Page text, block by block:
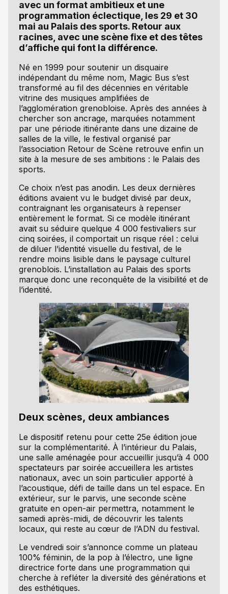
avec un format ambitieux et une
programmation éclectique, les 29 et 30
mai au Palais des sports. Retour aux
racines, avec une scène fixe et des têtes
d’affiche qui font la différence.
Né en 1999 pour soutenir un disquaire
indépendant du même nom, Magic Bus s’est
transformé au fil des décennies en véritable
vitrine des musiques amplifiées de
l’agglomération grenobloise. Après des années à
chercher son ancrage, marquées notamment
par une période itinérante dans une dizaine de
salles de la ville, le festival organisé par
l’association Retour de Scène retrouve enfin un
site à la mesure de ses ambitions : le Palais des
sports.
Ce choix n’est pas anodin. Les deux dernières
éditions avaient vu le budget divisé par deux,
contraignant les organisateurs à repenser
entièrement le format. Si ce modèle itinérant
avait su séduire quelque 4 000 festivaliers sur
cinq soirées, il comportait un risque réel : celui
de diluer l’identité visuelle du festival, de le
rendre moins lisible dans le paysage culturel
grenoblois. L’installation au Palais des sports
marque donc une reconquête de la visibilité et de
l’identité.
Deux scènes, deux ambiances
Le dispositif retenu pour cette 25e édition joue
sur la complémentarité. À l’intérieur du Palais,
une salle aménagée pour accueillir jusqu’à 4 000
spectateurs par soirée accueillera les artistes
nationaux, avec un soin particulier apporté à
l’acoustique, défi de taille dans un tel espace. En
extérieur, sur le parvis, une seconde scène
gratuite en open-air permettra, notamment le
samedi après-midi, de découvrir les talents
locaux, qui reste au cœur de l’ADN du festival.
Le vendredi soir s’annonce comme un plateau
100% féminin, de la pop à l’électro, une ligne
directrice forte dans une programmation qui
cherche à refléter la diversité des générations et
des esthétiques.